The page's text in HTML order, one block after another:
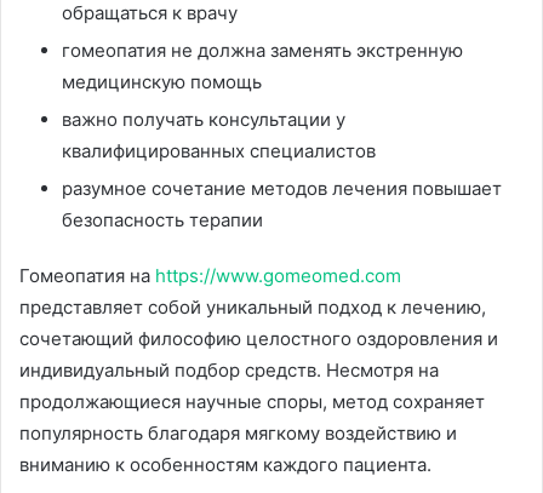
обращаться к врачу
гомеопатия не должна заменять экстренную
медицинскую помощь
важно получать консультации у
квалифицированных специалистов
разумное сочетание методов лечения повышает
безопасность терапии
Гомеопатия на https://www.gomeomed.com
представляет собой уникальный подход к лечению,
сочетающий философию целостного оздоровления и
индивидуальный подбор средств. Несмотря на
продолжающиеся научные споры, метод сохраняет
популярность благодаря мягкому воздействию и
вниманию к особенностям каждого пациента.